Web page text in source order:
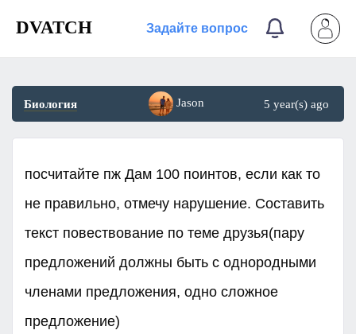
DVATCH Задайте вопрос
Биология Jason 5 year(s) ago
посчитайте пж Дам 100 поинтов, если как то
не правильно, отмечу нарушение. Составить
текст повествование по теме друзья(пару
предложений должны быть с однородными
членами предложения, одно сложное
предложение)​